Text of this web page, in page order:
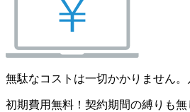
無駄なコストは一切かかりません
初期費用無料！契約期間の縛りも